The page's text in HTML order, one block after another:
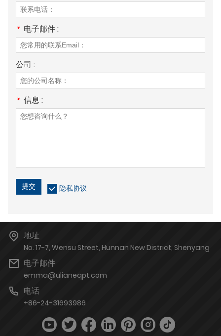
* 电子邮件 :
公司 :
* 信息 :
提交 隐私协议
地址
No. 17-7, Wensu Street, Hunnan New District, Shenyang
电子邮件
emma@ulianeqpt.com
电话
+86-24-31693986